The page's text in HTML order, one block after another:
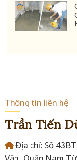
Thông tin liên hệ
Trần Tiến
Địa chỉ: Số